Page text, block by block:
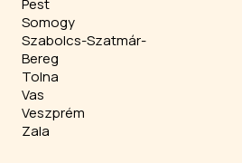
Pest
Somogy
Szabolcs-Szatmár-
Bereg
Tolna
Vas
Veszprém
Zala